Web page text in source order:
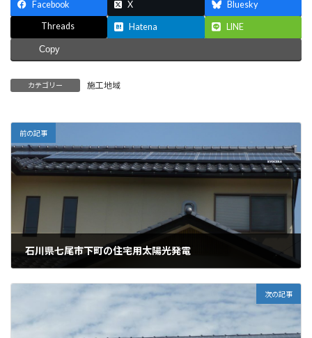
Facebook X Bluesky
Threads Hatena LINE
Copy
カテゴリー 施工地域
前の記事
石川県七尾市下町の住宅用太陽光発電
次の記事